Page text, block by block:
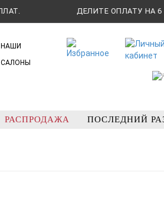
ДЕЛИТЕ ОПЛАТУ НА 6
НАШИ
САЛОНЫ
РАСПРОДАЖА ПОСЛЕДНИЙ